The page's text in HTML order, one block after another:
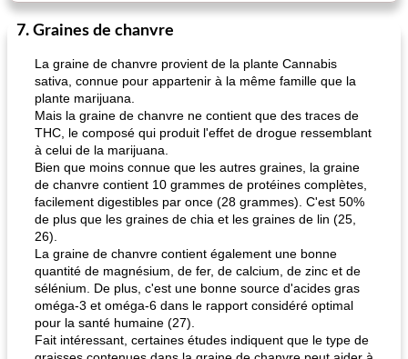
7. Graines de chanvre
La graine de chanvre provient de la plante Cannabis
sativa, connue pour appartenir à la même famille que la
plante marijuana.
Mais la graine de chanvre ne contient que des traces de
THC, le composé qui produit l'effet de drogue ressemblant
à celui de la marijuana.
Bien que moins connue que les autres graines, la graine
de chanvre contient 10 grammes de protéines complètes,
facilement digestibles par once (28 grammes). C'est 50%
de plus que les graines de chia et les graines de lin (25,
26).
La graine de chanvre contient également une bonne
quantité de magnésium, de fer, de calcium, de zinc et de
sélénium. De plus, c'est une bonne source d'acides gras
oméga-3 et oméga-6 dans le rapport considéré optimal
pour la santé humaine (27).
Fait intéressant, certaines études indiquent que le type de